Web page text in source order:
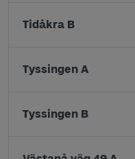
Tidåkra B
Tyssingen A
Tyssingen B